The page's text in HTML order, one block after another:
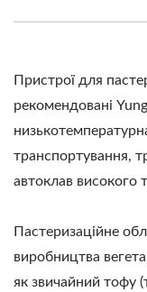
Пристрої для
рекомендовані
транспортування,
автоклав високого
Пастеризаційне
виробництва
як звичайний тофу